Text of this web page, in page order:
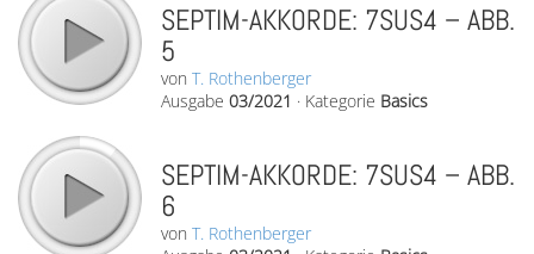
SEPTIM-AKKORDE: 7SUS4 – ABB.
5
von T. Rothenberger
Ausgabe 03/2021 · Kategorie Basics
SEPTIM-AKKORDE: 7SUS4 – ABB.
6
von T. Rothenberger